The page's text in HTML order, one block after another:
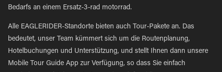
Bedarfs an einem Ersatz-3-rad motorrad.
Alle EAGLERIDER-Standorte bieten auch Tour-Pakete an. Das
bedeutet, unser Team kümmert sich um die Routenplanung,
Hotelbuchungen und Unterstützung, und stellt Ihnen dann unsere
Mobile Tour Guide App zur Verfügung, so dass Sie einfach